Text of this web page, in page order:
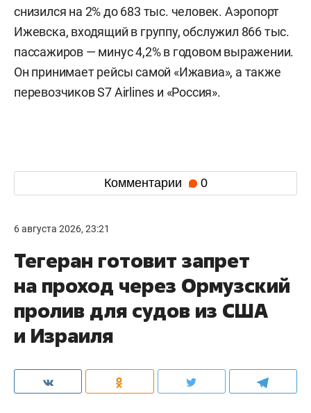
снизился на 2% до 683 тыс. человек. Аэропорт
Ижевска, входящий в группу, обслужил 866 тыс.
пассажиров — минус 4,2% в годовом выражении.
Он принимает рейсы самой «Ижавиа», а также
перевозчиков S7 Airlines и «Россия».
Комментарии 0
6 августа 2026, 23:21
Тегеран готовит запрет
на проход через Ормузский
пролив для судов из США
и Израиля